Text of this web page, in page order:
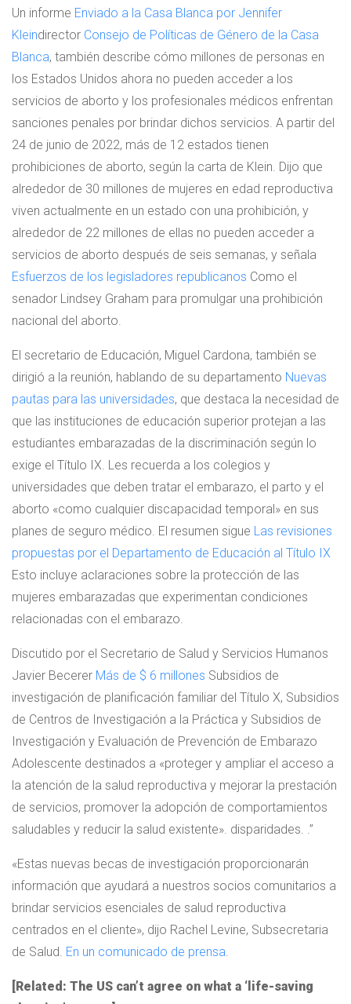
Un informe Enviado a la Casa Blanca por Jennifer
Kleindirector Consejo de Políticas de Género de la Casa
Blanca, también describe cómo millones de personas en
los Estados Unidos ahora no pueden acceder a los
servicios de aborto y los profesionales médicos enfrentan
sanciones penales por brindar dichos servicios. A partir del
24 de junio de 2022, más de 12 estados tienen
prohibiciones de aborto, según la carta de Klein. Dijo que
alrededor de 30 millones de mujeres en edad reproductiva
viven actualmente en un estado con una prohibición, y
alrededor de 22 millones de ellas no pueden acceder a
servicios de aborto después de seis semanas, y señala
Esfuerzos de los legisladores republicanos Como el
senador Lindsey Graham para promulgar una prohibición
nacional del aborto.
El secretario de Educación, Miguel Cardona, también se
dirigió a la reunión, hablando de su departamento Nuevas
pautas para las universidades, que destaca la necesidad de
que las instituciones de educación superior protejan a las
estudiantes embarazadas de la discriminación según lo
exige el Título IX. Les recuerda a los colegios y
universidades que deben tratar el embarazo, el parto y el
aborto «como cualquier discapacidad temporal» en sus
planes de seguro médico. El resumen sigue Las revisiones
propuestas por el Departamento de Educación al Título IX
Esto incluye aclaraciones sobre la protección de las
mujeres embarazadas que experimentan condiciones
relacionadas con el embarazo.
Discutido por el Secretario de Salud y Servicios Humanos
Javier Becerer Más de $ 6 millones Subsidios de
investigación de planificación familiar del Título X, Subsidios
de Centros de Investigación a la Práctica y Subsidios de
Investigación y Evaluación de Prevención de Embarazo
Adolescente destinados a «proteger y ampliar el acceso a
la atención de la salud reproductiva y mejorar la prestación
de servicios, promover la adopción de comportamientos
saludables y reducir la salud existente». disparidades. .”
«Estas nuevas becas de investigación proporcionarán
información que ayudará a nuestros socios comunitarios a
brindar servicios esenciales de salud reproductiva
centrados en el cliente», dijo Rachel Levine, Subsecretaria
de Salud. En un comunicado de prensa.
[Related: The US can’t agree on what a ‘life-saving